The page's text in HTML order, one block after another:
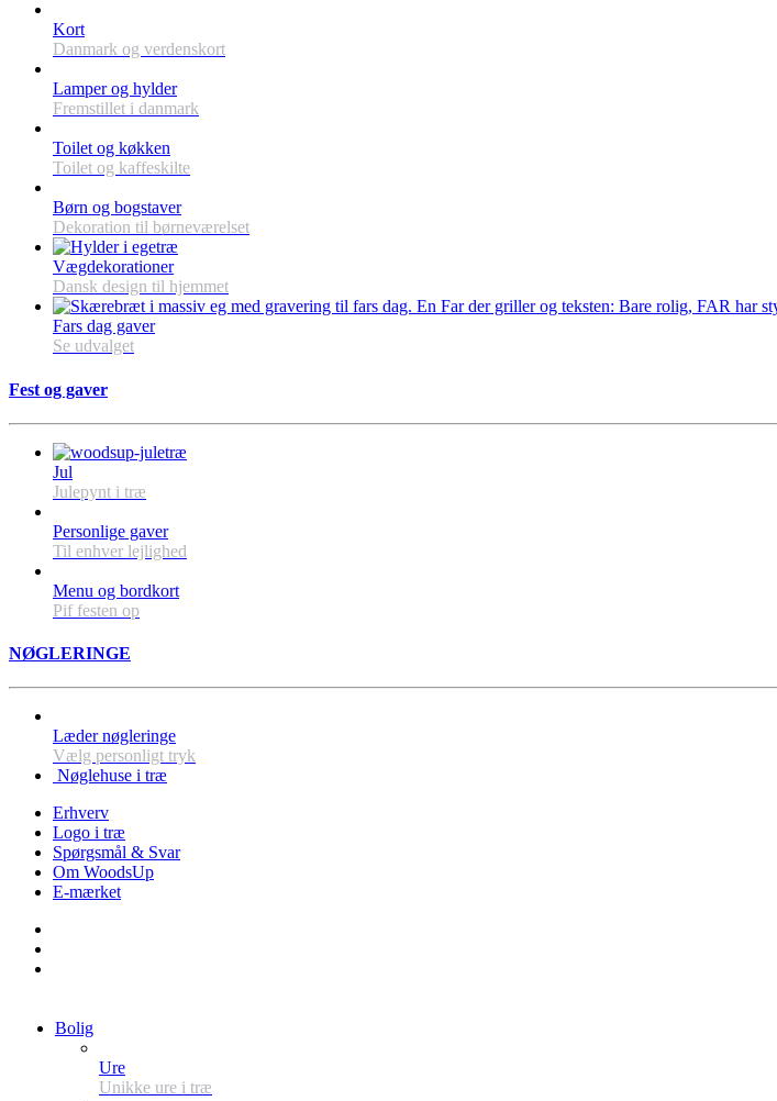
Kort
Danmark og verdenskort
Lamper og hylder
Fremstillet i danmark
Toilet og køkken
Toilet og kaffeskilte
Børn og bogstaver
Dekoration til børneværelset
Vægdekorationer
Dansk design til hjemmet
Fars dag gaver
Se udvalget
Fest og gaver
Jul
Julepynt i træ
Personlige gaver
Til enhver lejlighed
Menu og bordkort
Pif festen op
NØGLERINGE
Læder nøgleringe
Vælg personligt tryk
Nøglehuse i træ
Erhverv
Logo i træ
Spørgsmål & Svar
Om WoodsUp
E-mærket
Bolig
Ure
Unikke ure i træ